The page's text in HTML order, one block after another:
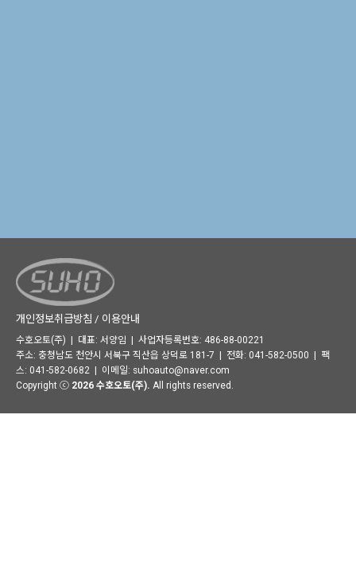
개인정보취급방침 / 이용안내
수호오토(주) | 대표: 서양임 | 사업자등록번호: 486-88-00221
주소: 충청남도 천안시 서북구 직산읍 상덕로 181-7 | 전화: 041-582-0500 | 팩
스: 041-582-0682 | 이메일: suhoauto@naver.com
Copyright ⓒ 2026 수호오토(주). All rights reserved.